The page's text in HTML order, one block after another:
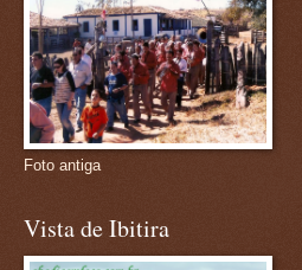
Foto antiga
Vista de Ibitira